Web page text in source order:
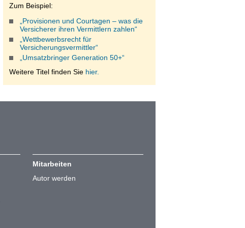
Zum Beispiel:
„Provisionen und Courtagen – was die
Versicherer ihren Vermittlern zahlen“
„Wettbewerbsrecht für
Versicherungsvermittler“
„Umsatzbringer Generation 50+“
Weitere Titel finden Sie hier.
Mitarbeiten
Autor werden